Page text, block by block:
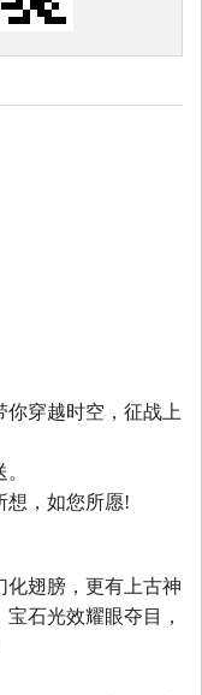
你穿越时空，征战上
想，如您所愿!
化翅膀，更有上古神
石光效耀眼夺目，